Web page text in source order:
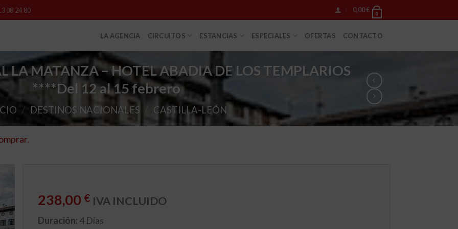
08 24 80 0,00€
0
LA AGENCIA CIRCUITOS ESTANCIAS ESPECIALES OFERTAS CONTACTO
LA MATANZA – HOTEL ABADIA DE LOS TEMPLARIOS
****Del 12 al 15 febrero
/ DESTINOS NACIONALES CASTILLA-LEÓN
238,00 € IVA INCLUIDO
Duración: 4 Días